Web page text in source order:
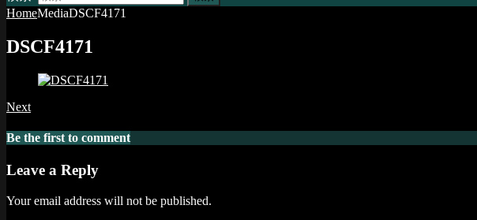
HomeMediaDSCF4171
DSCF4171
Next
Be the first to comment
Leave a Reply
Your email address will not be published.